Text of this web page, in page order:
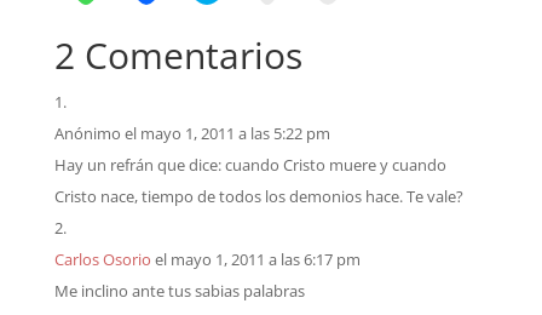
2 Comentarios
Anónimo el mayo 1, 2011 a las 5:22 pm
Hay un refrán que dice: cuando Cristo muere y cuando
Cristo nace, tiempo de todos los demonios hace. Te vale?
Carlos Osorio el mayo 1, 2011 a las 6:17 pm
Me inclino ante tus sabias palabras